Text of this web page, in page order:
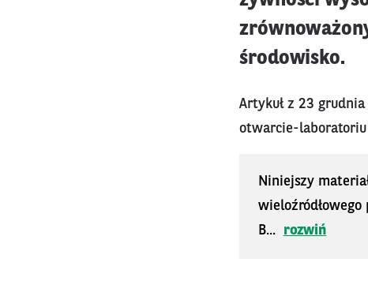
środowisko.
Artykuł z 23 grudnia
otwarcie-
Niniejszy
B...
rozwiń